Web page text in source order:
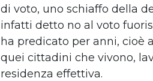
di voto, uno schiaffo della
infatti detto no al voto
ha predicato per anni, cioè
quei cittadini che vivono,
residenza effettiva.